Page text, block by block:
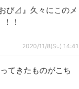
び⊿』久々にこのメ
！
2020/11/8(Su) 14:41
てきたものがこち